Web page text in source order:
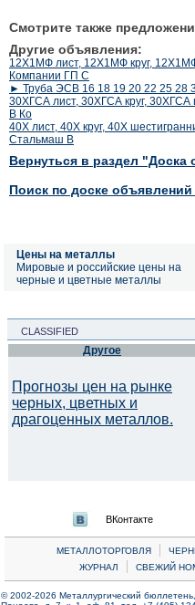
Смотрите также
Другие объявления:
12Х1МФ лист, 12Х1МФ круг,
Компании ГП С
► Труба ЭСВ 16 18 19 20 22 25 28
30ХГСА лист, 30ХГСА круг, 30ХГСА
В Ко
40Х лист, 40Х круг, 40Х
Стальмаш В
Вернуться в раздел "Доска
Поиск по доске объявлений
Цены на металлы
Мировые и российские цены на
черные и цветные металлы
CLASSIFIED
Другое
Прогнозы цен на рынке
черных, цветных и
драгоценных металлов.
ВКонтакте
МЕТАЛЛОТОРГОВЛЯ |
ЖУРНАЛ
| СВЕЖИЙ
© 2002-2026 Металлургический